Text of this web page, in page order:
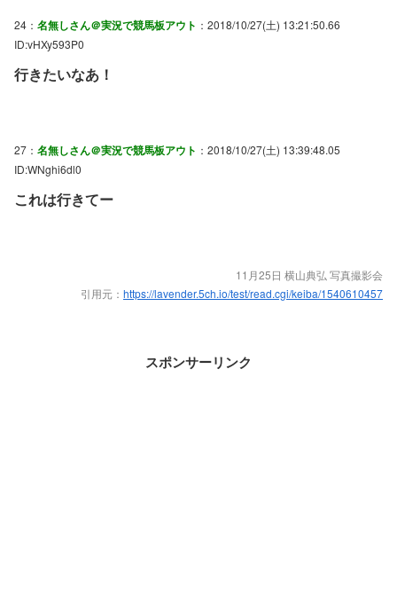
24： 名無しさん＠実況で競馬板アウト ：2018/10/27(土) 13:21:50.66
ID:vHXy593P0
行きたいなあ！
27： 名無しさん＠実況で競馬板アウト ：2018/10/27(土) 13:39:48.05
ID:WNghi6dl0
これは行きてー
11月25日 横山典弘 写真撮影会
引用元： https://lavender.5ch.io/test/read.cgi/keiba/1540610457
スポンサーリンク